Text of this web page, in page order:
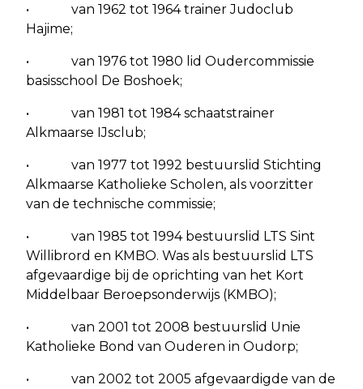
• van 1962 tot 1964 trainer Judoclub
Hajime;
• van 1976 tot 1980 lid Oudercommissie
basisschool De Boshoek;
• van 1981 tot 1984 schaatstrainer
Alkmaarse IJsclub;
• van 1977 tot 1992 bestuurslid Stichting
Alkmaarse Katholieke Scholen, als voorzitter
van de technische commissie;
• van 1985 tot 1994 bestuurslid LTS Sint
Willibrord en KMBO. Was als bestuurslid LTS
afgevaardige bij de oprichting van het Kort
Middelbaar Beroepsonderwijs (KMBO);
• van 2001 tot 2008 bestuurslid Unie
Katholieke Bond van Ouderen in Oudorp;
• van 2002 tot 2005 afgevaardigde van de